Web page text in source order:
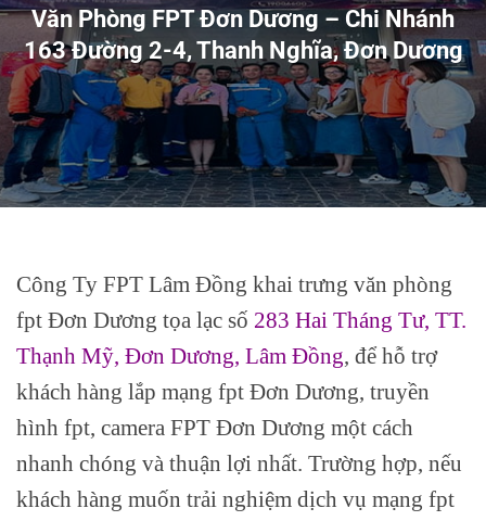
Văn Phòng FPT Đơn Dương – Chi Nhánh
163 Đường 2-4, Thanh Nghĩa, Đơn Dương
Công Ty FPT Lâm Đồng khai trưng văn phòng
fpt Đơn Dương tọa lạc số 283 Hai Tháng Tư, TT.
Thạnh Mỹ, Đơn Dương, Lâm Đồng, để hỗ trợ
khách hàng lắp mạng fpt Đơn Dương, truyền
hình fpt, camera FPT Đơn Dương một cách
nhanh chóng và thuận lợi nhất. Trường hợp, nếu
khách hàng muốn trải nghiệm dịch vụ mạng fpt